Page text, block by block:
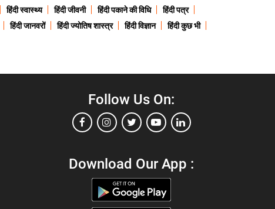
हिंदी स्वास्थ्य हिंदी जीवनी हिंदी पकाने की विधि
हिंदी पत्र
हिंदी जानवरों हिंदी ज्योतिष शास्त्र हिंदी विज्ञान
हिंदी कुछ भी
Follow Us On:
Download Our App :